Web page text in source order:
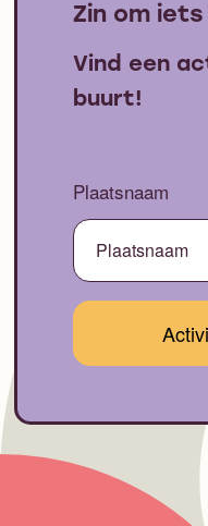
Zin om
Vind een
buurt!
Plaatsnaam